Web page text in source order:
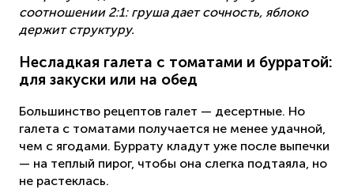
соотношении 2:1: груша дает сочность, яблоко
держит структуру.
Несладкая галета с томатами и бурратой:
для закуски или на обед
Большинство рецептов галет — десертные. Но
галета с томатами получается не менее удачной,
чем с ягодами. Буррату кладут уже после выпечки
— на теплый пирог, чтобы она слегка подтаяла, но
не растеклась.